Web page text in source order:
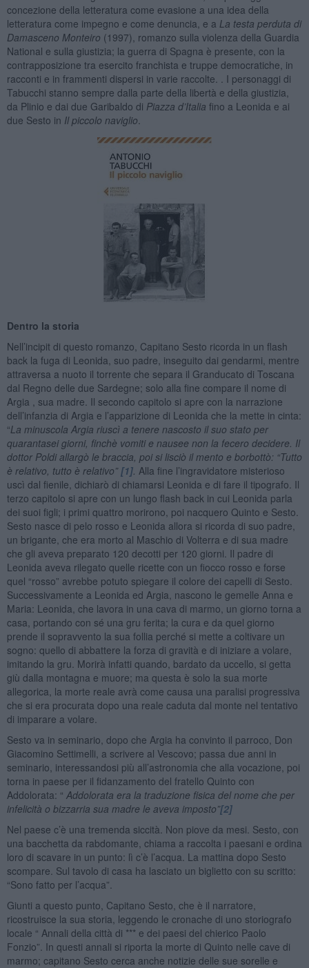
concezione della letteratura come evasione a una idea della
letteratura come impegno e come denuncia, e a La testa perduta di
Damasceno Monteiro (1997), romanzo sulla violenza della Guardia
National e sulla giustizia; la guerra di Spagna è presente, con la
contrapposizione tra esercito franchista e truppe democratiche, in
racconti e in frammenti dispersi in varie raccolte. . I personaggi di
Tabucchi stanno sempre dalla parte della libertà e della giustizia,
da Plinio e dai due Garibaldo di Piazza d’Italia fino a Leonida e ai
due Sesto in Il piccolo naviglio
Dentro la storia
Nell’incipit di questo romanzo, Capitano Sesto ricorda in un flash
back la fuga di Leonida, suo padre, inseguito dai gendarmi, mentre
attraversa a nuoto il torrente che separa il Granducato di Toscana
dal Regno delle due Sardegne; solo alla fine compare il nome di
Argia , sua madre. Il secondo capitolo si apre con la narrazione
dell’infanzia di Argia e l’apparizione di Leonida che la mette in cinta:
“La minuscola Argia riuscì a tenere nascosto il suo stato per
quarantasei giorni, finchè vomiti e nausee non la fecero decidere. Il
dottor Poldi allargò le braccia, poi si lisciò il mento e borbottò: “Tutto
è relativo, tutto è relativo” [1]. Alla fine l’ingravidatore misterioso
uscì dal fienile, dichiarò di chiamarsi Leonida e di fare il tipografo. Il
terzo capitolo si apre con un lungo flash back in cui Leonida parla
dei suoi figli; i primi quattro morirono, poi nacquero Quinto e Sesto.
Sesto nasce di pelo rosso e Leonida allora si ricorda di suo padre,
un brigante, che era morto al Maschio di Volterra e di sua madre
che gli aveva preparato 120 decotti per 120 giorni. Il padre di
Leonida aveva rilegato quelle ricette con un fiocco rosso e forse
quel “rosso” avrebbe potuto spiegare il colore dei capelli di Sesto.
Successivamente a Leonida ed Argia, nascono le gemelle Anna e
Maria: Leonida, che lavora in una cava di marmo, un giorno torna a
casa, portando con sé una gru ferita; la cura e da quel giorno
prende il sopravvento la sua follia perché si mette a coltivare un
sogno: quello di abbattere la forza di gravità e di iniziare a volare,
imitando la gru. Morirà infatti quando, bardato da uccello, si getta
giù dalla montagna e muore; ma questa è solo la sua morte
allegorica, la morte reale avrà come causa una paralisi progressiva
che si era procurata dopo una reale caduta dal monte nel tentativo
di imparare a volare.
Sesto va in seminario, dopo che Argia ha convinto il parroco, Don
Giacomino Settimelli, a scrivere al Vescovo; passa due anni in
seminario, interessandosi più all’astronomia che alla vocazione, poi
torna in paese per il fidanzamento del fratello Quinto con
Addolorata: “ Addolorata era la traduzione fisica del nome che per
infelicità o bizzarria sua madre le aveva imposto”[2]
Nel paese c’è una tremenda siccità. Non piove da mesi. Sesto, con
una bacchetta da rabdomante, chiama a raccolta i paesani e ordina
loro di scavare in un punto: lì c’è l’acqua. La mattina dopo Sesto
scompare. Sul tavolo di casa ha lasciato un biglietto con su scritto:
“Sono fatto per l’acqua”.
Giunti a questo punto, Capitano Sesto, che è il narratore,
ricostruisce la sua storia, leggendo le cronache di uno storiografo
locale “ Annali della città di *** e dei paesi del chierico Paolo
Fonzio”. In questi annali si riporta la morte di Quinto nelle cave di
marmo; capitano Sesto cerca anche notizie delle sue sorelle e